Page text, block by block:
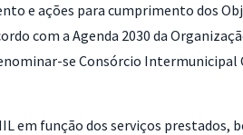
e ações para cumprimento dos
com a Agenda 2030 da
se Consórcio Intermunicipal
em função dos serviços prestados,